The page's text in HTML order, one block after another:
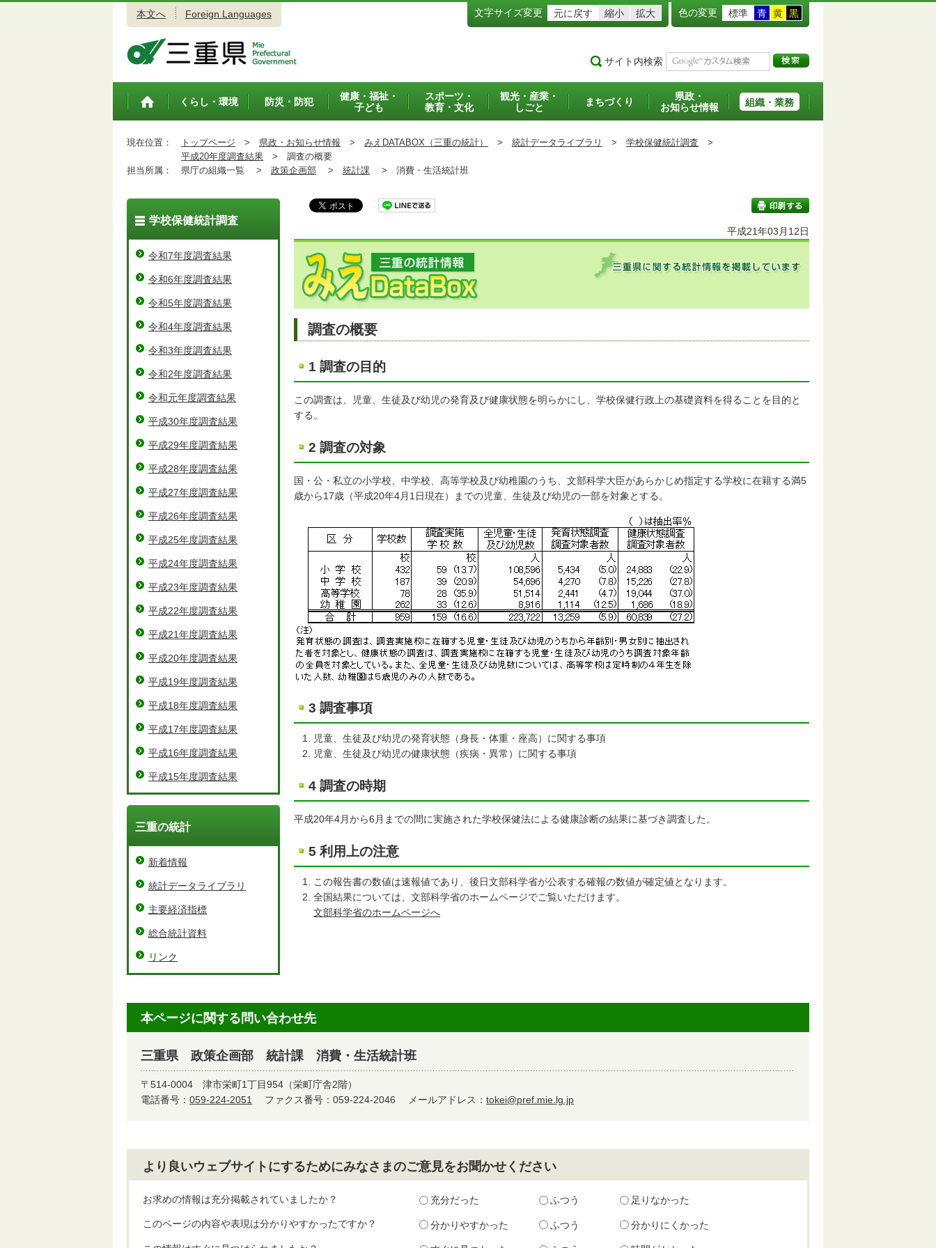
本文へ Foreign Languages 文字サイズ変更 元に戻す 縮小 拡大 色の変更 標準 青 黄 黒
サイト内検索
トップペ
くらし・環境 防災・防犯
健康・福祉・
子ども
スポーツ・
教育・文化
観光・産業・
しごと
まちづくり
県政・
お知らせ情報
組織・業務
現在位置： トップページ > 県政・お知らせ情報 > みえDATABOX（三重の統計） > 統計データライブラリ > 学校保健統計調査 >
平成20年度調査結果 > 調査の概要
担当所属：
県庁の組織一覧 > 政策企画部 > 統計課 > 消費・生活統計班
印刷する
平成21年03月12日
調査の概要
1 調査の目的
この調査は、児童、生徒及び幼児の発育及び健康状態を明らかにし、学校保健行政上の基礎資料を得ることを目的と
する。
2 調査の対象
国・公・私立の小学校、中学校、高等学校及び幼稚園のうち、文部科学大臣があらかじめ指定する学校に在籍する満5
歳から17歳（平成20年4月1日現在）までの児童、生徒及び幼児の一部を対象とする。
3 調査事項
児童、生徒及び幼児の発育状態（身長・体重・座高）に関する事項
児童、生徒及び幼児の健康状態（疾病・異常）に関する事項
4 調査の時期
平成20年4月から6月までの間に実施された学校保健法による健康診断の結果に基づき調査した。
5 利用上の注意
この報告書の数値は速報値であり、後日文部科学省が公表する確報の数値が確定値となります。
全国結果については、文部科学省のホームページでご覧いただけます。
文部科学省のホームページへ
学校保健統計調査
令和7年度調査結果
令和6年度調査結果
令和5年度調査結果
令和4年度調査結果
令和3年度調査結果
令和2年度調査結果
令和元年度調査結果
平成30年度調査結果
平成29年度調査結果
平成28年度調査結果
平成27年度調査結果
平成26年度調査結果
平成25年度調査結果
平成24年度調査結果
平成23年度調査結果
平成22年度調査結果
平成21年度調査結果
平成20年度調査結果
平成19年度調査結果
平成18年度調査結果
平成17年度調査結果
平成16年度調査結果
平成15年度調査結果
三重の統計
新着情報
統計データライブラリ
主要経済指標
総合統計資料
リンク
本ページに関する問い合わせ先
三重県 政策企画部 統計課 消費・生活統計班
〒514-0004 津市栄町1丁目954（栄町庁舎2階）
電話番号： 059-224-2051 ファクス番号：059-224-2046 メールアドレス： tokei@pref.mie.lg.jp
より良いウェブサイトにするためにみなさまのご意見をお聞かせください
お求めの情報は充分掲載されていましたか？ 充分だった ふつう 足りなかった
このページの内容や表現は分かりやすかったですか？ 分かりやすかった ふつう 分かりにくかった